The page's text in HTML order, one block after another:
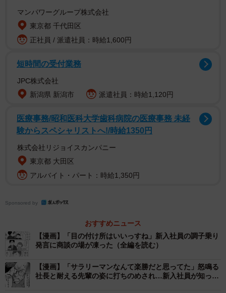
それは、ある会社の営業部でのこと。柔木美和（やわら
卒社員・権高すぐる（けんだか・すぐる）のOJTを任され
ます。最初は「ドンとおまかせあれ」と言っていた柔木で
すが、その後、権高の態度に悩まされることになるのでし
マンパワーグループ株式会社
東京都 千代田区
正社員 / 派遣社員：時給1,600円
短時間の受付業務
JPC株式会社
新潟県 新潟市
派遣社員：時給1,120円
医療事務/昭和医科大学歯科病院の医療事務 未経
験からスペシャリストへ!/時給1350円
株式会社リジョイスカンパニー
東京都 大田区
アルバイト・パート：時給1,350円
Sponsored by
おすすめニュース
【漫画】「目の付け所はいいっすね」新入社員の調子乗り
発言に商談の場が凍った（全編を読む）
【漫画】「サラリーマンなんて楽勝だと思ってた」怒鳴る
社長と耐える先輩の姿に打ちのめされ…新入社員が知っ